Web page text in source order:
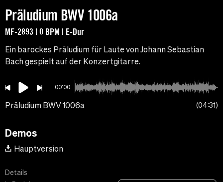
Präludium BWV 1006a
MF-2893 | 0 BPM | E-Dur
Ein barockes Präludium für Laute von Johann Sebastian
Bach gespielt auf der Konzertgitarre.
00:00
Präludium BWV 1006a 04:31
Demos
Hauptversion
Details